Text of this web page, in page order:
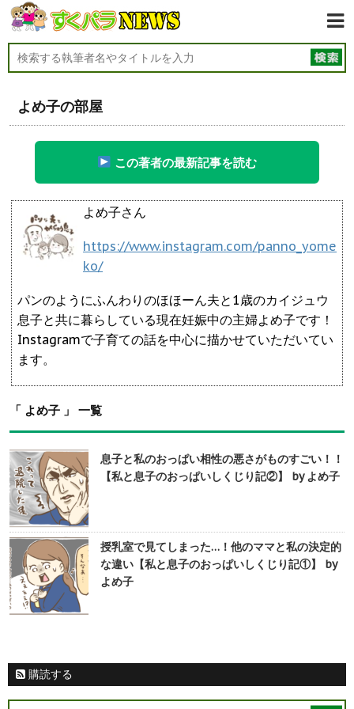
よめ子の部屋
この著者の最新記事を読む
よめ子さん
https://www.instagram.com/panno_yome
ko/
パンのようにふんわりのほほーん夫と1歳のカイジュウ
息子と共に暮らしている現在妊娠中の主婦よめ子です！
Instagramで子育ての話を中心に描かせていただいてい
ます。
「 よめ子 」 一覧
息子と私のおっぱい相性の悪さがものすごい！！
【私と息子のおっぱいしくじり記②】 by よめ子
授乳室で見てしまった…！他のママと私の決定的
な違い【私と息子のおっぱいしくじり記①】 by
よめ子
購読する